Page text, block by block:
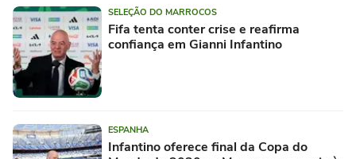
SELEÇÃO DO MARROCOS
Fifa tenta conter crise e reafirma
confiança em Gianni Infantino
ESPANHA
Infantino oferece final da Copa do